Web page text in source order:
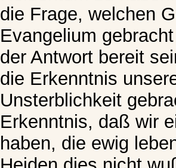
die Frage, welchen
Evangelium
der Antwort bereit
die Erkenntnis
Unsterblichkeit
Erkenntnis, daß wir
haben, die ewig